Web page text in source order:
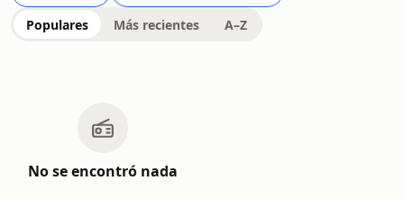
Populares Más recientes A–Z
No se encontró nada